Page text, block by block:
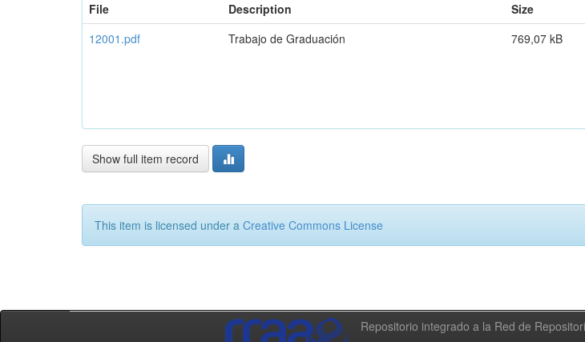
File
Description Size
12001.pdf
Trabajo de Graduación 769,07 kB
Show full item record
This item is licensed under a Creative Commons License
Repositorio integrado a la Red de